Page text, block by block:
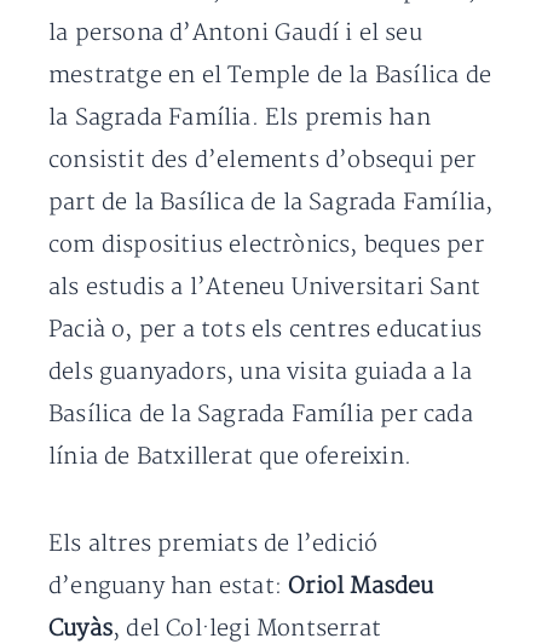
la persona d’Antoni Gaudí i el seu
mestratge en el Temple de la Basílica de
la Sagrada Família. Els premis han
consistit des d’elements d’obsequi per
part de la Basílica de la Sagrada Família,
com dispositius electrònics, beques per
als estudis a l’Ateneu Universitari Sant
Pacià o, per a tots els centres educatius
dels guanyadors, una visita guiada a la
Basílica de la Sagrada Família per cada
línia de Batxillerat que ofereixin.
Els altres premiats de l’edició
d’enguany han estat:Oriol Masdeu
Cuyàs, del Col·legi Montserrat